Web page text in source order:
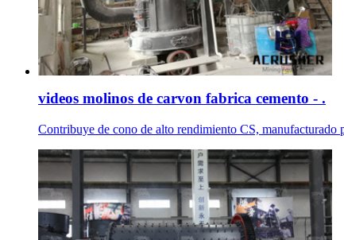
videos molinos de carvon fabrica cemento - .
Contribuye de cono de alto rendimiento CS,